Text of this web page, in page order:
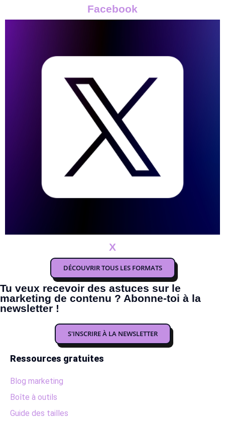
Facebook
X
DÉCOUVRIR TOUS LES FORMATS
Tu veux recevoir des astuces sur le
marketing de contenu ? Abonne-toi à la
newsletter !
S'INSCRIRE À LA NEWSLETTER
Ressources gratuites
Blog marketing
Boîte à outils
Guide des tailles